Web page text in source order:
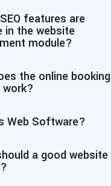
features are
in the website
module?
the online booking
Web Software?
a good website